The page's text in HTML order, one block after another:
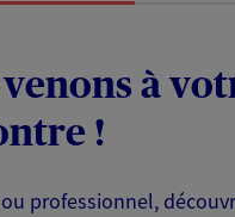
à
!
professionnel,